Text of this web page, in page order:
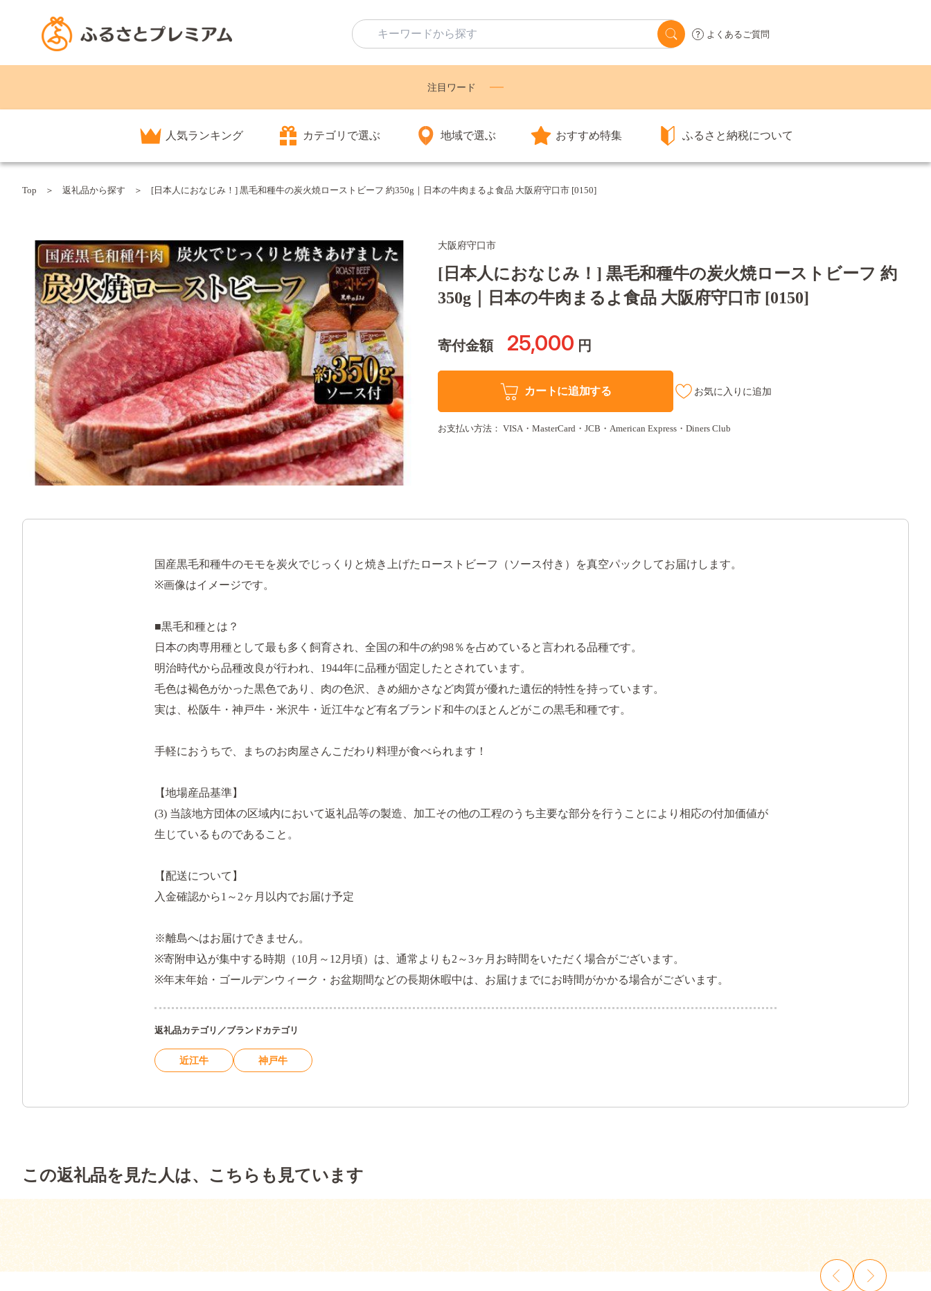
よくあるご質問
注目ワード
人気ランキング カテゴリで選ぶ 地域で選ぶ おすすめ特集 ふるさと納税について
Top 返礼品から探す [日本人におなじみ！] 黒毛和種牛の炭火焼ローストビーフ 約350g｜日本の牛肉まるよ食品 大阪府守口市 [0150]
大阪府守口市
[日本人におなじみ！] 黒毛和種牛の炭火焼ローストビーフ 約
350g｜日本の牛肉まるよ食品 大阪府守口市 [0150]
寄付金額 25,000 円
カートに追加する お気に入りに追加
お支払い方法： VISA・MasterCard・JCB・American Express・Diners Club
国産黒毛和種牛のモモを炭火でじっくりと焼き上げたローストビーフ（ソース付き）を真空パックしてお届けします。
※画像はイメージです。
■黒毛和種とは？
日本の肉専用種として最も多く飼育され、全国の和牛の約98％を占めていると言われる品種です。
明治時代から品種改良が行われ、1944年に品種が固定したとされています。
毛色は褐色がかった黒色であり、肉の色沢、きめ細かさなど肉質が優れた遺伝的特性を持っています。
実は、松阪牛・神戸牛・米沢牛・近江牛など有名ブランド和牛のほとんどがこの黒毛和種です。
手軽におうちで、まちのお肉屋さんこだわり料理が食べられます！
【地場産品基準】
(3) 当該地方団体の区域内において返礼品等の製造、加工その他の工程のうち主要な部分を行うことにより相応の付加価値が
生じているものであること。
【配送について】
入金確認から1～2ヶ月以内でお届け予定
※離島へはお届けできません。
※寄附申込が集中する時期（10月～12月頃）は、通常よりも2～3ヶ月お時間をいただく場合がございます。
※年末年始・ゴールデンウィーク・お盆期間などの長期休暇中は、お届けまでにお時間がかかる場合がございます。
返礼品カテゴリ／ブランドカテゴリ
近江牛 神戸牛
この返礼品を見た人は、こちらも見ています